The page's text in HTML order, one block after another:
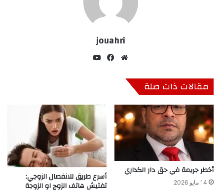
jouahri
موق
في
مقالات ذات صلة
أخطر جريمة في حق دار الكداري
14 مايو 2026 أسرع طريق للانفصال الزوجي:
تفتيش هاتف الزوج او الزوجة